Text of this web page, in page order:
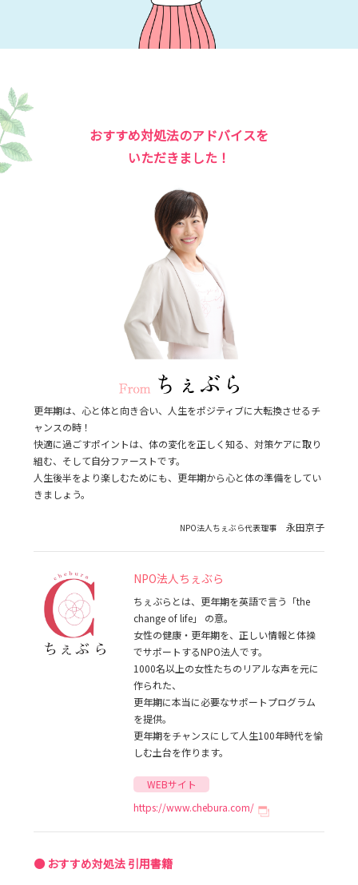
おすすめ対処法のアドバイスを
いただきました！
更年期は、心と体と向き合い、人生をポジティブに大転換させるチ
ャンスの時！
快適に過ごすポイントは、体の変化を正しく知る、対策ケアに取り
組む、そして自分ファーストです。
人生後半をより楽しむためにも、更年期から心と体の準備をしてい
きましょう。
NPO法人ちぇぶら代表理事 永田京子
NPO法人ちぇぶら
ちぇぶらとは、更年期を英語で言う「the
change of life」 の意。
女性の健康・更年期を、正しい情報と体操
でサポートするNPO法人です。
1000名以上の女性たちのリアルな声を元に
作られた、
更年期に本当に必要なサポートプログラム
を提供。
更年期をチャンスにして人生100年時代を愉
しむ土台を作ります。
https://www.chebura.com/
● おすすめ対処法 引用書籍